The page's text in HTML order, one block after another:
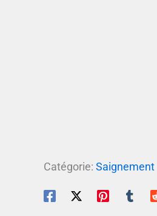
Catégorie: Saignement